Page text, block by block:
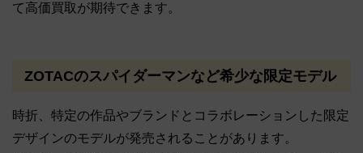
て高価買取が期待できます。
ZOTACのスパイダーマンなど希少な限定モデル
時折、特定の作品やブランドとコラボレーションした限定
デザインのモデルが発売されることがあります。